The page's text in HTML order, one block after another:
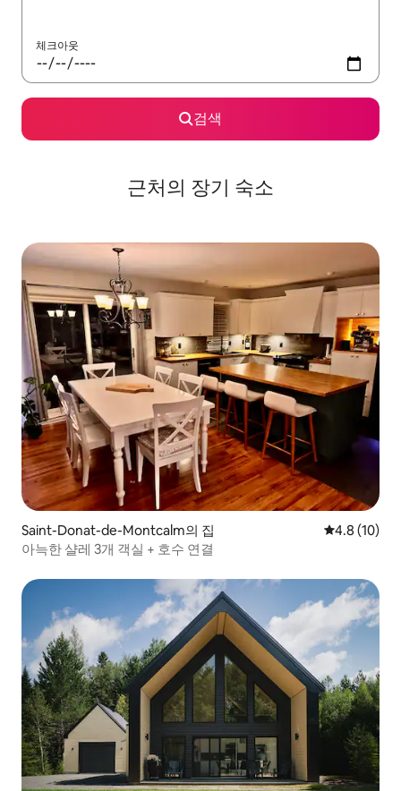
체크아웃
검색
근처의 장기 숙소
Saint-Donat-de-Montcalm의 집 평점 4.8점(5
4.8 (10)
아늑한 샬레 3개 객실 + 호수 연결